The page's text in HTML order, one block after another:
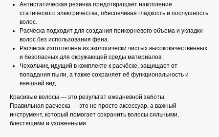
Антистатическая резинка предотвращает накопление
статического электричества, обеспечивая гладкость и послушность
волос.
Расчёска подходит для создания прикорневого объема и укладки
волос без использования фена.
Расчёска изготовлена из экологически чистых высококачественных
и безопасных для окружающей среды материалов.
Чехольчик, идущий в комплекте к расчёске, защищает от
попадания пыли, а также сохраняет её функциональность и
внешний вид.
Красивые волосы — это результат ежедневной заботы.
Правильная расческа — это не просто аксессуар, а важный
инструмент, который помогает сохранить волосы сильными,
блестящими и ухоженными.